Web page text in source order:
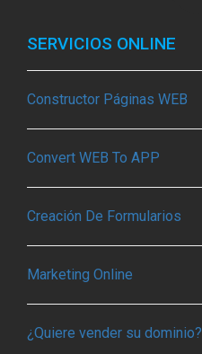
SERVICIOS ONLINE
Constructor Páginas WEB
Convert WEB To APP
Creación De Formularios
Marketing Online
¿Quiere vender su dominio?